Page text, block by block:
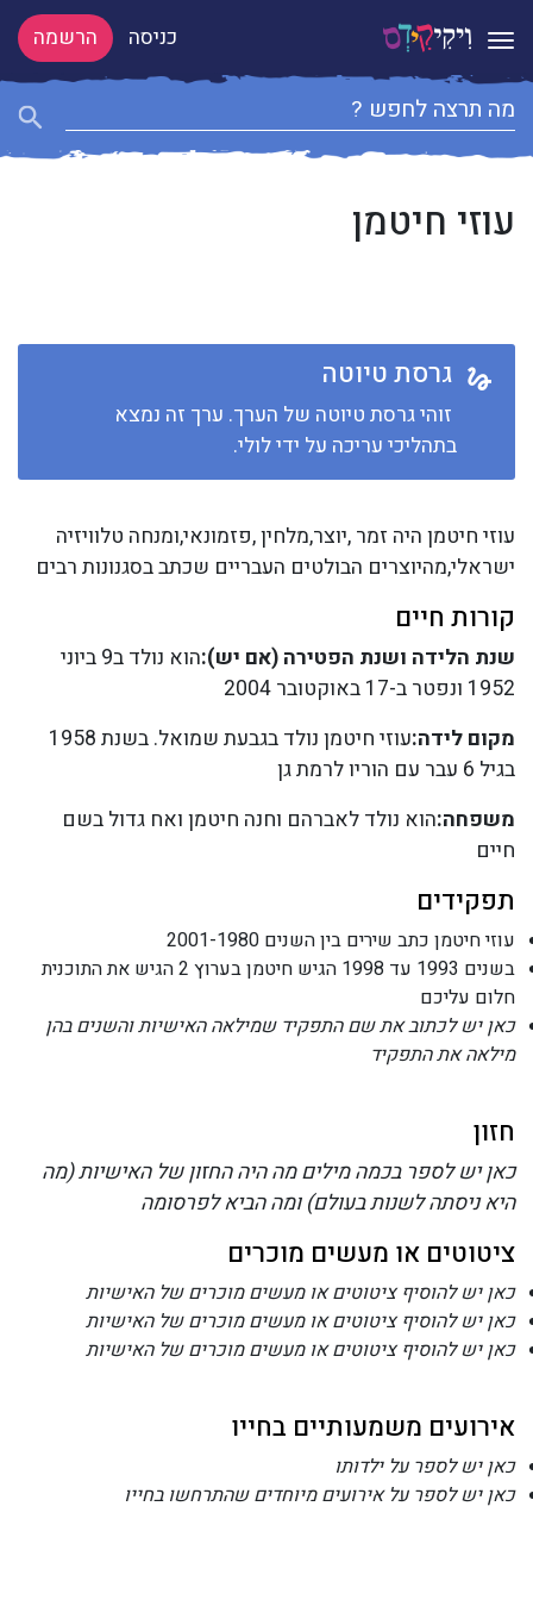
Toggle navigation כניסה הרשמה
עוזי חיטמן
גרסת טיוטה
זוהי גרסת טיוטה של הערך. ערך זה נמצא
בתהליכי עריכה על ידי לולי.
עוזי חיטמן היה זמר ,יוצר,מלחין ,פזמונאי,ומנחה טלוויזיה
ישראלי,מהיוצרים הבולטים העבריים שכתב בסגנונות רבים
קורות חיים
שנת הלידה ושנת הפטירה (אם יש):
הוא נולד ב9 ביוני
1952 ונפטר ב-17 באוקטובר 2004
מקום לידה:
עוזי חיטמן נולד בגבעת שמואל. בשנת 1958
בגיל 6 עבר עם הוריו לרמת גן
משפחה:הוא נולד לאברהם וחנה חיטמן ואח גדול בשם
חיים
תפקידים
עוזי חיטמן כתב שירים בין השנים 2001-1980
בשנים 1993 עד 1998 הגיש חיטמן בערוץ 2 הגיש את התוכנית
חלום עליכם
כאן יש לכתוב את שם התפקיד שמילאה האישיות והשנים בהן
מילאה את התפקיד
חזון
כאן יש לספר בכמה מילים מה היה החזון של האישיות (מה
היא ניסתה לשנות בעולם) ומה הביא לפרסומה
ציטוטים או מעשים מוכרים
כאן יש להוסיף ציטוטים או מעשים מוכרים של האישיות
כאן יש להוסיף ציטוטים או מעשים מוכרים של האישיות
כאן יש להוסיף ציטוטים או מעשים מוכרים של האישיות
אירועים משמעותיים בחייו
כאן יש לספר על ילדותו
כאן יש לספר על אירועים מיוחדים שהתרחשו בחייו